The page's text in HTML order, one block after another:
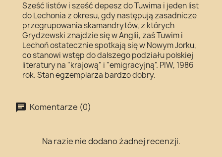
Sześć listów i sześć depesz do Tuwima i jeden list
do Lechonia z okresu, gdy następują zasadnicze
przegrupowania skamandrytów, z których
Grydzewski znajdzie się w Anglii, zaś Tuwim i
Lechoń ostatecznie spotkają się w Nowym Jorku,
co stanowi wstęp do dalszego podziału polskiej
literatury na "krajową" i "emigracyjną". PIW, 1986
rok. Stan egzemplarza bardzo dobry.
Komentarze (0)
Na razie nie dodano żadnej recenzji.